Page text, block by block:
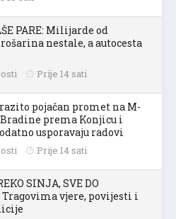
PARE: Milijarde od
nestale, a autocesta
Prije 14 sati
pojačan promet na M-
Bradine prema Konjicu i
usporavaju radovi
Prije 14 sati
SINJA, SVE DO
Tragovima vjere, povijesti i